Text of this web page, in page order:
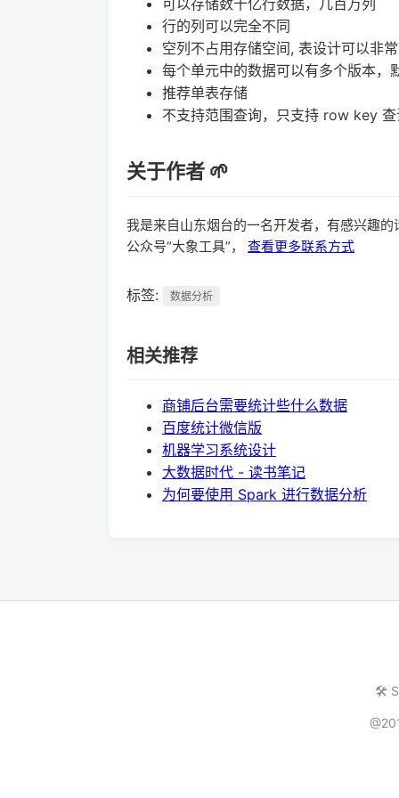
行的列可以完全不同
空列不占用存储空间, 表设计可以非
每个单元中的数据可以有多个版本，
推荐单表存储
不支持范围查询，只支持 row key
关于作者 🌱
我是来自山东烟台的一名开发者，有感兴趣
公众号“大象工具”， 查看更多联系方式
标签: 数据分析
相关推荐
商铺后台需要统计些什么数据
百度统计微信版
机器学习系统设计
大数据时代 - 读书笔记
为何要使用 Spark 进行数据分析
🛠️